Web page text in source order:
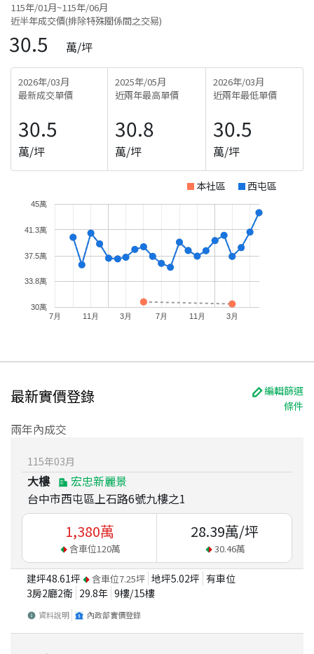
115年/01月~115年/06月
近半年成交價(排除特殊關係間之交易)
30.5 萬/坪
2026年/03月
最新成交單價
30.5
萬/坪
2025年/05月
近兩年最高單價
30.8
萬/坪
2026年/03月
近兩年最低單價
30.5
萬/坪
本社區 西屯區
7月 11月 3月 7月 11月 3月
30萬
33.8萬
37.5萬
41.3萬
45萬
最新實價登錄
編輯篩選
條件
兩年內成交
115年03月
大樓
宏忠新麗景
台中市西屯區上石路6號九樓之1
1,380萬
含車位120萬
28.39萬/坪
30.46萬
建坪48.61坪 含車位7.25坪 地坪5.02坪 有車位
3房2廳2衛 29.8年 9樓/15樓
資料說明 內政部實價登錄